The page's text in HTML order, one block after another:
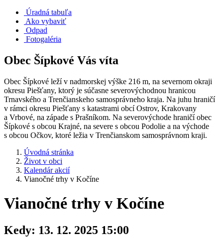
Úradná tabuľa
Ako vybaviť
Odpad
Fotogaléria
Obec Šípkové Vás víta
Obec Šípkové leží v nadmorskej výške 216 m, na severnom okraji
okresu Piešťany, ktorý je súčasne severovýchodnou hranicou
Trnavského a Trenčianskeho samosprávneho kraja. Na juhu hraničí
v rámci okresu Piešťany s katastrami obcí Ostrov, Krakovany
a Vrbové, na západe s Prašníkom. Na severovýchode hraničí obec
Šípkové s obcou Krajné, na severe s obcou Podolie a na východe
s obcou Očkov, ktoré ležia v Trenčianskom samosprávnom kraji.
Úvodná stránka
Život v obci
Kalendár akcií
Vianočné trhy v Kočíne
Vianočné trhy v Kočíne
Kedy: 13. 12. 2025 15:00